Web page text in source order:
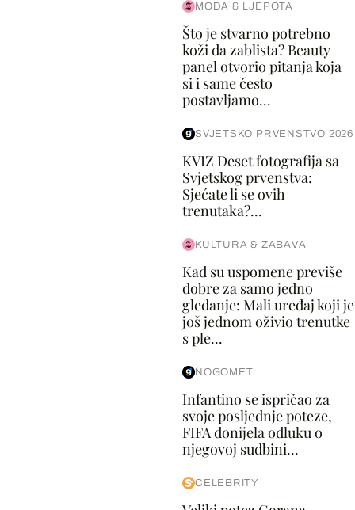
MODA & LJEPOTA
Što je stvarno potrebno
koži da zablista? Beauty
panel otvorio pitanja koja
si i same često
postavljamo...
SVJETSKO PRVENSTVO 2026
KVIZ Deset fotografija sa
Svjetskog prvenstva:
Sjećate li se ovih
trenutaka?...
KULTURA & ZABAVA
Kad su uspomene previše
dobre za samo jedno
gledanje: Mali uređaj koji je
još jednom oživio trenutke
s ple...
NOGOMET
Infantino se ispričao za
svoje posljednje poteze,
FIFA donijela odluku o
njegovoj sudbini...
CELEBRITY